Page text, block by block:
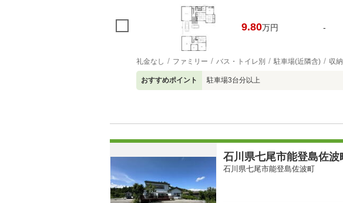
9.80万円 -
礼金なし ファミリー バス・トイレ別 駐車場(近隣含) 収
おすすめポイント 駐車場3台分以上
石川県七尾市能登島佐
石川県七尾市能登島佐波町